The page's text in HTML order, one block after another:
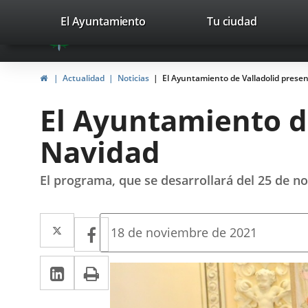
Portal
Web
del
Valladolid
avaTop
valladolid.es
El Ayuntamiento Tu ciudad
HomeActualidad Noticias El Ayuntamiento de Valladolid
El Ayuntamiento
Navidad
El programa, que se desarrollará del 25 de
Twitter
Enlace
a
una
aplicación
Facebook
Enlace
a
una
Linkedin
Enlace
a
Print
Fecha
la
18 de noviembre de 2021